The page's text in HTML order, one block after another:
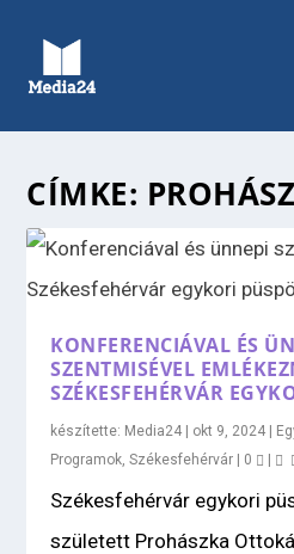
CÍMKE:
KONFERENCIÁVAL ÉS
SZENTMISÉVEL
SZÉKESFEHÉRVÁR
készítette: Media24 okt 9, 2024
Programok,Székesfehérvár 0
Székesfehérvár egykori
született Prohászka